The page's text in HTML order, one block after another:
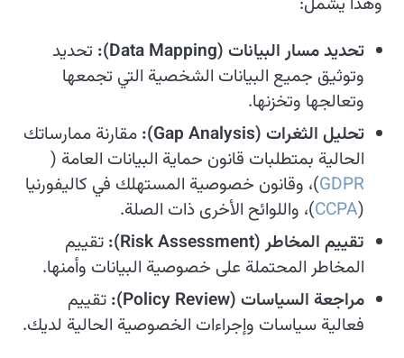
تحديد مسار البيانات (Data Mapping):
تحديد
وتوثيق جميع البيانات الشخصية التي تجمعها
وتعالجها وتخزنها.
تحليل الثغرات (Gap Analysis):
مقارنة ممارساتك
الحالية بمتطلبات قانون حماية البيانات العامة (
GDPR)، وقانون خصوصية المستهلك في كاليفورنيا
(
CCPA)، واللوائح الأخرى ذات الصلة.
تقييم المخاطر (Risk Assessment):
تقييم
المخاطر المحتملة على خصوصية البيانات وأمنها.
مراجعة السياسات (Policy Review):
تقييم
فعالية سياسات وإجراءات الخصوصية الحالية لديك.